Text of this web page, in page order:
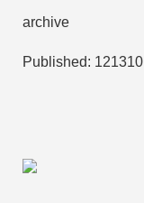
archive
Published: 121310